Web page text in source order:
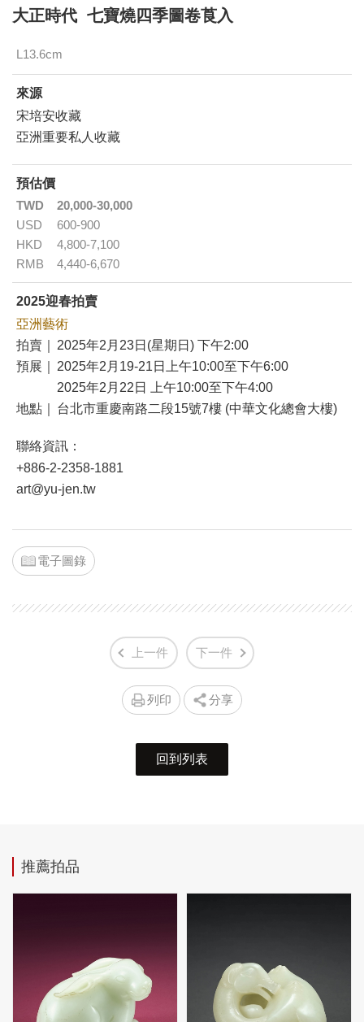
大正時代 七寶燒四季圖卷莨入
L13.6cm
來源
宋培安收藏
亞洲重要私人收藏
預估價
TWD
20,000-30,000
USD
600-900
HKD
4,800-7,100
RMB
4,440-6,670
2025迎春拍賣
亞洲藝術
拍賣｜
2025年2月23日(星期日) 下午2:00
預展｜
2025年2月19-21日上午10:00至下午6:00
2025年2月22日 上午10:00至下午4:00
地點｜
台北市重慶南路二段15號7樓 (中華文化總會大樓)
聯絡資訊：
+886-2-2358-1881
art@yu-jen.tw
電子圖錄
上一件 下一件
列印 分享
回到列表
推薦拍品